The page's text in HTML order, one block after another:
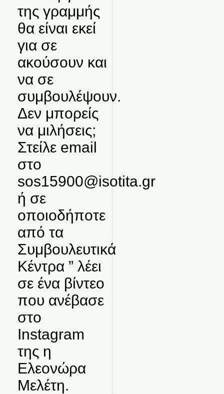
της γραμμής
θα είναι εκεί
για σε
ακούσουν και
να σε
συμβουλέψουν.
Δεν μπορείς
να μιλήσεις;
Στείλε email
στο
sos15900@isotita.gr
ή σε
οποιοδήποτε
από τα
Συμβουλευτικά
Κέντρα ” λέει
σε ένα βίντεο
που ανέβασε
στο
Instagram
της η
Ελεονώρα
Μελέτη.